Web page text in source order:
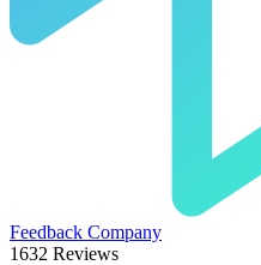
Feedback Company
1632 Reviews